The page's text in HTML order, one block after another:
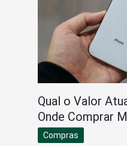
Qual o Valor
Onde Comprar
Compras